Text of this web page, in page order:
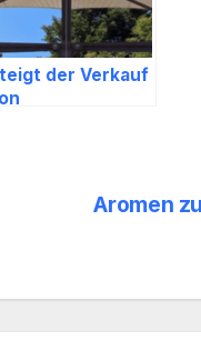
der Verkauf
Aromen